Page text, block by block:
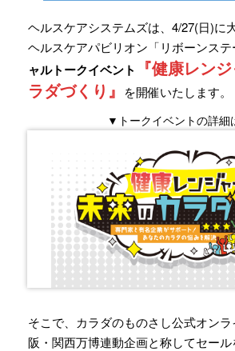
ヘルスケアシステムズは、4/27(日)に
ヘルスケアパビリオン「リボーンステ
ャルトークイベント
『健康レン
ラダづくり』
を開催いたします。
▼トークイベントの詳細
そこで、カラダのものさし公式オン
阪・関西万博連動企画と称してセール